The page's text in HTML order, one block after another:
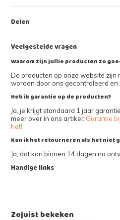
Delen
Veelgestelde vragen
Waarom zijn jullie producten zo
De producten op onze website zijn
worden door ons gecontroleerd en
Heb ik garantie op de producten?
Ja, je krijgt standaard 1 jaar
meer over in ons artikel: Garantie
het!
Kan ik het retourneren als het niet
Ja, dat kan binnen 14 dagen na
Handige links
Zojuist bekeken